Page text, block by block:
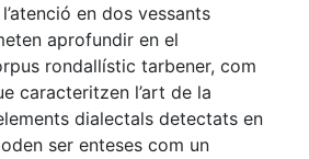
en dos vessants
aprofundir en el
rondallístic tarbener, com
caracteritzen l’art de la
dialectals detectats en
ser enteses com un